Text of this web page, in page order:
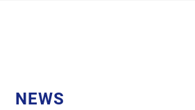
NEWS